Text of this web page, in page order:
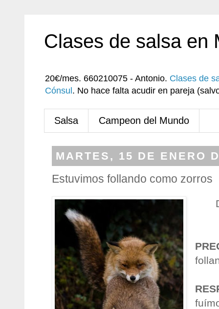
Clases de salsa en
20€/mes. 660210075 - Antonio. Clases de
Cónsul . No hace falta acudir en pareja
Salsa Campeon del Mundo
MARTES, 15 DE ENERO
Estuvimos follando como zorros